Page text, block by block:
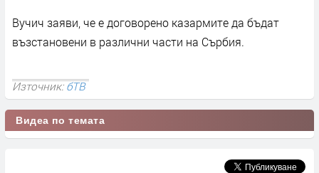
Вучич заяви, че е договорено казармите да бъдат
възстановени в различни части на Сърбия.
Източник:бТВ
Видеа по темата